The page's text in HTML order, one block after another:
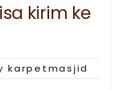
kirim ke
karpetmasjid